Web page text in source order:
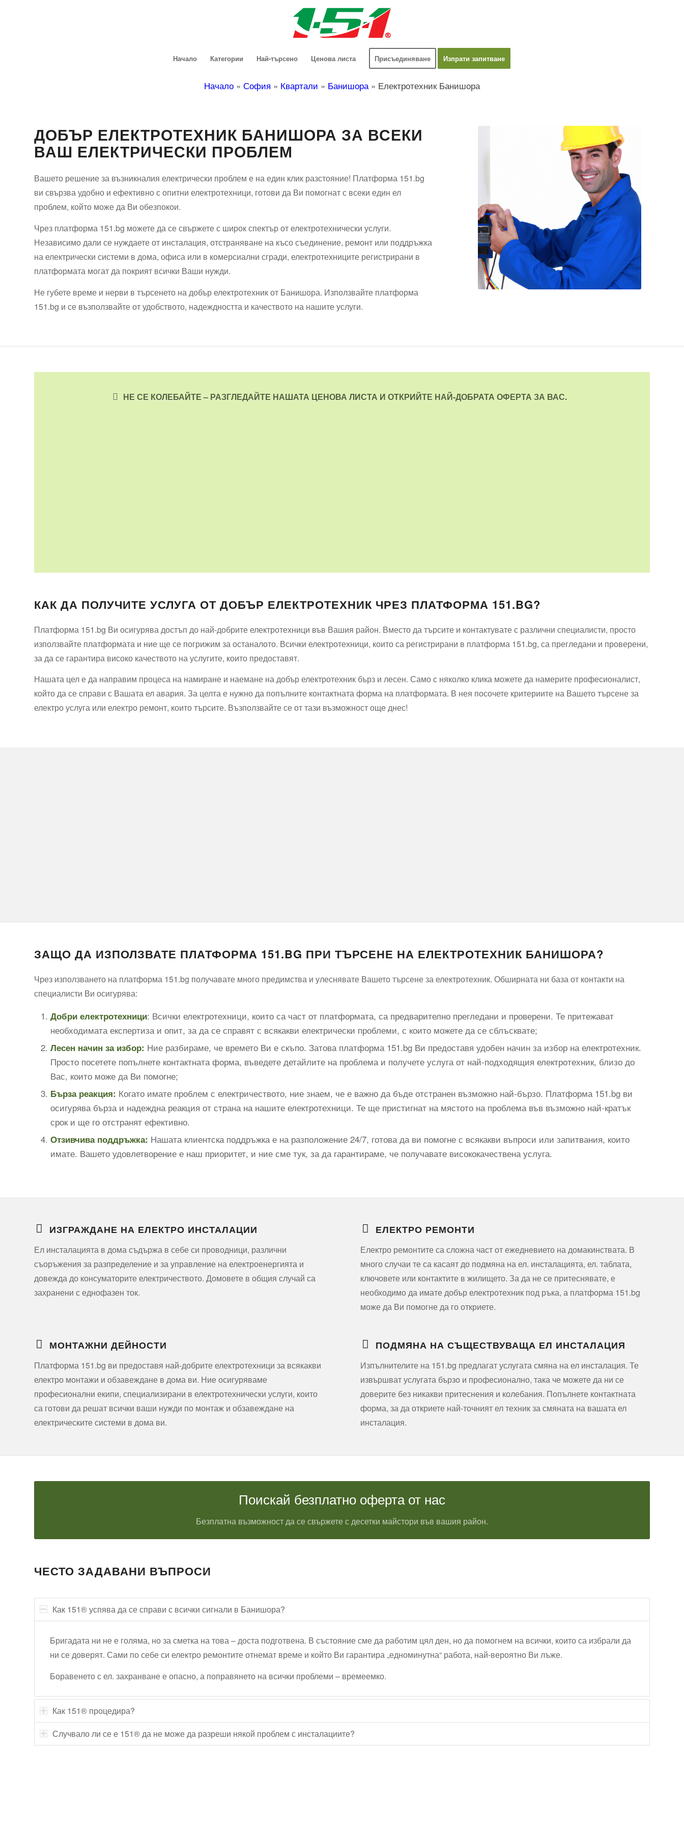
Начало Категории Най-търсено Ценова листа Присъединяване Изпрати запитване
Начало » София » Квартали » Банишора» Електротехник Банишора
ДОБЪР ЕЛЕКТРОТЕХНИК БАНИШОРА ЗА ВСЕКИ
ВАШ ЕЛЕКТРИЧЕСКИ ПРОБЛЕМ
Вашето решение за възникналия електрически проблем е на един клик разстояние! Платформа 151.bg
ви свързва удобно и ефективно с опитни електротехници, готови да Ви помогнат с всеки един ел
проблем, който може да Ви обезпокои.
Чрез платформа 151.bg можете да се свържете с широк спектър от електротехнически услуги.
Независимо дали се нуждаете от инсталация, отстраняване на късо съединение, ремонт или поддръжка
на електрически системи в дома, офиса или в комерсиални сгради, електротехниците регистрирани в
платформата могат да покрият всички Ваши нужди.
Не губете време и нерви в търсенето на добър електротехник от Банишора. Използвайте платформа
151.bg и се възползвайте от удобството, надеждността и качеството на нашите услуги.
НЕ СЕ КОЛЕБАЙТЕ – РАЗГЛЕДАЙТЕ НАШАТА ЦЕНОВА ЛИСТА И ОТКРИЙТЕ НАЙ-ДОБРАТА ОФЕРТА ЗА ВАС.
КАК ДА ПОЛУЧИТЕ УСЛУГА ОТ ДОБЪР ЕЛЕКТРОТЕХНИК ЧРЕЗ ПЛАТФОРМА 151.BG?
Платформа 151.bg Ви осигурява достъп до най-добрите електротехници във Вашия район. Вместо да търсите и контактувате с различни специалисти, просто
използвайте платформата и ние ще се погрижим за останалото. Всички електротехници, които са регистрирани в платформа 151.bg, са прегледани и проверени,
за да се гарантира високо качеството на услугите, които предоставят.
Нашата цел е да направим процеса на намиране и наемане на добър електротехник бърз и лесен. Само с няколко клика можете да намерите професионалист,
който да се справи с Вашата ел авария. За целта е нужно да попълните контактната форма на платформата. В нея посочете критериите на Вашето търсене за
електро услуга или електро ремонт, които търсите. Възползвайте се от тази възможност още днес!
ЗАЩО ДА ИЗПОЛЗВАТЕ ПЛАТФОРМА 151.BG ПРИ ТЪРСЕНЕ НА ЕЛЕКТРОТЕХНИК БАНИШОРА?
Чрез използването на платформа 151.bg получавате много предимства и улеснявате Вашето търсене за електротехник. Обширната ни база от контакти на
специалисти Ви осигурява:
Добри електротехници: Всички електротехници, които са част от платформата, са предварително прегледани и проверени. Те притежават
необходимата експертиза и опит, за да се справят с всякакви електрически проблеми, с които можете да се сблъсквате;
Лесен начин за избор: Ние разбираме, че времето Ви е скъпо. Затова платформа 151.bg Ви предоставя удобен начин за избор на електротехник.
Просто посетете попълнете контактната форма, въведете детайлите на проблема и получете услуга от най-подходящия електротехник, близо до
Вас, които може да Ви помогне;
Бърза реакция: Когато имате проблем с електричеството, ние знаем, че е важно да бъде отстранен възможно най-бързо. Платформа 151.bg ви
осигурява бърза и надеждна реакция от страна на нашите електротехници. Те ще пристигнат на мястото на проблема във възможно най-кратък
срок и ще го отстранят ефективно.
Отзивчива поддръжка: Нашата клиентска поддръжка е на разположение 24/7, готова да ви помогне с всякакви въпроси или запитвания, които
имате. Вашето удовлетворение е наш приоритет, и ние сме тук, за да гарантираме, че получавате висококачествена услуга.
ИЗГРАЖДАНЕ НА ЕЛЕКТРО ИНСТАЛАЦИИ
Ел инсталацията в дома съдържа в себе си проводници, различни
съоръжения за разпределение и за управление на електроенергията и
довежда до консуматорите електричеството. Домовете в общия случай са
захранени с еднофазен ток.
ЕЛЕКТРО РЕМОНТИ
Електро ремонтите са сложна част от ежедневието на домакинствата. В
много случаи те са касаят до подмяна на ел. инсталацията, ел. таблата,
ключовете или контактите в жилището. За да не се притеснявате, е
необходимо да имате добър електротехник под ръка, а платформа 151.bg
може да Ви помогне да го откриете.
МОНТАЖНИ ДЕЙНОСТИ
Платформа 151.bg ви предоставя най-добрите електротехници за всякакви
електро монтажи и обзавеждане в дома ви. Ние осигуряваме
професионални екипи, специализирани в електротехнически услуги, които
са готови да решат всички ваши нужди по монтаж и обзавеждане на
електрическите системи в дома ви.
ПОДМЯНА НА СЪЩЕСТВУВАЩА ЕЛ ИНСТАЛАЦИЯ
Изпълнителите на 151.bg предлагат услугата смяна на ел инсталация. Те
извършват услугата бързо и професионално, така че можете да ни се
доверите без никакви притеснения и колебания. Попълнете контактната
форма, за да откриете най-точният ел техник за смяната на вашата ел
инсталация.
Поискай безплатно оферта от нас
Безплатна възможност да се свържете с десетки майстори във вашия район.
ЧЕСТО ЗАДАВАНИ ВЪПРОСИ
Как 151® успява да се справи с всички сигнали в Банишора?
Бригадата ни не е голяма, но за сметка на това – доста подготвена. В състояние сме да работим цял ден, но да помогнем на всички, които са избрали да
ни се доверят. Сами по себе си електро ремонтите отнемат време и който Ви гарантира „едноминутна“ работа, най-вероятно Ви лъже.
Боравенето с ел. захранване е опасно, а поправянето на всички проблеми – времеемко.
Как 151® процедира?
Случвало ли се е 151® да не може да разреши някой проблем с инсталациите?